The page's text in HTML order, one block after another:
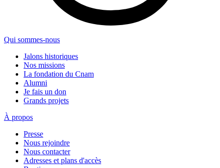
Qui sommes-nous
Jalons historiques
Nos missions
La fondation du Cnam
Alumni
Je fais un don
Grands projets
À propos
Presse
Nous rejoindre
Nous contacter
Adresses et plans d'accès